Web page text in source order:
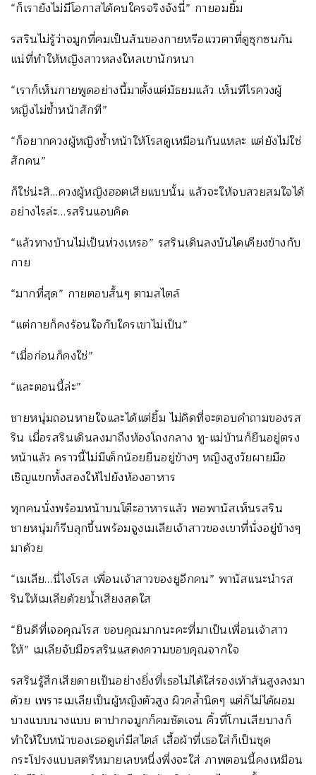
“ก็เรายังไม่มีโอกาสได้คบใครจริงจังนี่” กายอมยิ้ม
รสรินไม่รู้ว่าจมูกที่คมเป็นสันของกายหรือแววตาที่ดูซุกซนกัน
แน่ที่ทำให้หญิงสาวหลงใหลเขานักหนา
“เราก็เห็นกายพูดอย่างนี้มาตั้งแต่มัธยมแล้ว เห็นทีไรควงผู้
หญิงไม่ซ้ำหน้าสักที”
“ก็อยากควงผู้หญิงซ้ำหน้าให้โรสดูเหมือนกันแหละ แต่ยังไม่ใช่
สักคน”
ก็ใช่น่ะสิ…ควงผู้หญิงฮอตเสียแบบนั้น แล้วจะให้จบสวยสมใจได้
อย่างไรล่ะ…รสรินแอบคิด
“แล้วทางบ้านไม่เป็นห่วงเหรอ” รสรินเดินลงบันไดเคียงข้างกับ
กาย
“มากที่สุด” กายตอบสั้นๆ ตามสไตล์
“แต่กายก็คงร้อนใจกับใครเขาไม่เป็น”
“เมื่อก่อนก็คงใช่”
“และตอนนี้ล่ะ”
ชายหนุ่มถอนหายใจและได้แต่ยิ้ม ไม่คิดที่จะตอบคำถามของรส
ริน เมื่อรสรินเดินลงมาถึงห้องโถงกลาง ทู-แม่บ้านก็ยืนอยู่ตรง
หน้าแล้ว คราวนี้ไม่มีเด็กน้อยยืนอยู่ข้างๆ หญิงสูงวัยผายมือ
เชิญแขกทั้งสองให้ไปยังห้องอาหาร
ทุกคนนั่งพร้อมหน้าบนโต๊ะอาหารแล้ว พอพานัสเห็นรสริน
ชายหนุ่มก็รีบลุกขึ้นพร้อมจูงเมเลียเจ้าสาวของเขาที่นั่งอยู่ข้างๆ
มาด้วย
“เมเลีย…นี่ไงโรส เพื่อนเจ้าสาวของยูอีกคน” พานัสแนะนำรส
รินให้เมเลียด้วยน้ำเสียงสดใส
“ยินดีที่เจอคุณโรส ขอบคุณมากนะคะที่มาเป็นเพื่อนเจ้าสาว
ให้” เมเลียจับมือรสรินแสดงความขอบคุณจากใจ
รสรินรู้สึกเสียดายเป็นอย่างยิ่งที่เธอไม่ได้ใส่รองเท้าส้นสูงลงมา
ด้วย เพราะเมเลียเป็นผู้หญิงตัวสูง ผิวคล้ำนิดๆ แต่ก็ไม่ได้ผอม
บางแบบนางแบบ ตาปากจมูกก็คมชัดเจน คิ้วที่โกนเสียบางก็
ทำให้ใบหน้าของเธอดูเก๋มีสไตล์ เสื้อผ้าที่เธอใส่ก็เป็นชุด
กระโปรงแบบสตรีหมายเลขหนึ่งพึ่งจะใส่ ภาพตอนนี้คงเหมือน